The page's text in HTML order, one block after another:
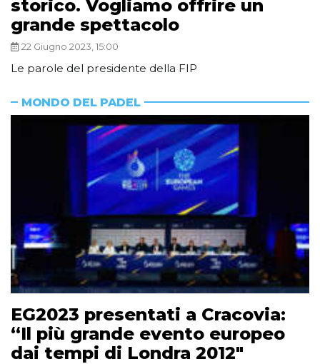
storico. Vogliamo offrire un
grande spettacolo
22 Giugno 2023, 15:00
Le parole del presidente della FIP
MONDO DEL PADEL
EG2023 presentati a Cracovia:
“Il più grande evento europeo
dai tempi di Londra 2012″